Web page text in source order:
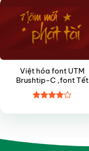
Việt hóa font UTM
Brushtip-C ,font Tết
xếp hạng